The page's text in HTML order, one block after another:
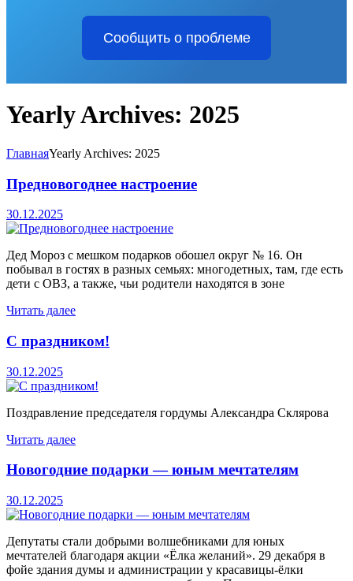
Сообщить о проблеме
Yearly Archives: 2025
ГлавнаяYearly Archives: 2025
Предновогоднее настроение
30.12.2025
Дед Мороз с мешком подарков обошел округ № 16. Он
побывал в гостях в разных семьях: многодетных, там, где есть
дети с ОВЗ, а также, чьи родители находятся в зоне
Читать далее
С праздником!
30.12.2025
Поздравление председателя гордумы Александра Склярова
Читать далее
Новогодние подарки — юным мечтателям
30.12.2025
Депутаты стали добрыми волшебниками для юных
мечтателей благодаря акции «Ёлка желаний». 29 декабря в
фойе здания думы и администрации у красавицы-ёлки